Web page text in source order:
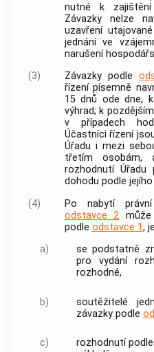
nutné k
Závazky nelze
uzavření
jednání ve
narušení
(3)
Závazky podle
řízení písemně
15 dnů ode dne,
výhrad; k
v případech
Účastníci řízení
Úřadu i mezi
třetím osobám,
rozhodnutí
dohodu podle
(4)
Po nabytí
odstavce 2
podle odstavce 1,
a)
se podstatně
pro vydání
rozhodné,
b) soutěžitelé
závazky podle
c) rozhodnutí